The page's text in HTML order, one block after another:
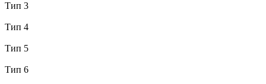
Тип 3
Тип 4
Тип 5
Тип 6